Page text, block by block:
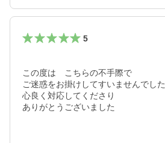
5
この度は　こちらの不手際で
ご迷惑をお掛けしてすいませんでした
心良く対応してくださり